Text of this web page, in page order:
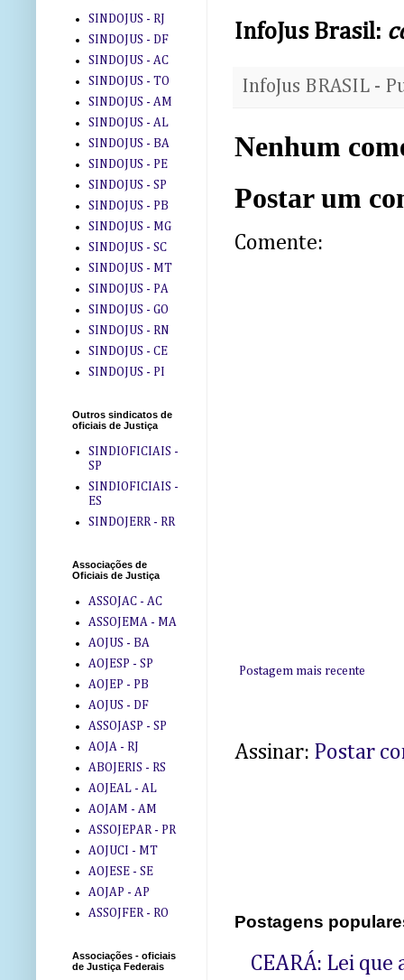
InfoJus Brasil:
InfoJus BRASIL -
Nenhum
Postar um
Comente:
Postagem mais recente
Assinar: Postar
Postagens
CEARÁ: Lei
SINDOJUS - RJ
SINDOJUS - DF
SINDOJUS - AC
SINDOJUS - TO
SINDOJUS - AM
SINDOJUS - AL
SINDOJUS - BA
SINDOJUS - PE
SINDOJUS - SP
SINDOJUS - PB
SINDOJUS - MG
SINDOJUS - SC
SINDOJUS - MT
SINDOJUS - PA
SINDOJUS - GO
SINDOJUS - RN
SINDOJUS - CE
SINDOJUS - PI
Outros sindicatos de
oficiais de Justiça
SINDIOFICIAIS -
SP
SINDIOFICIAIS -
ES
SINDOJERR - RR
Associações de
Oficiais de Justiça
ASSOJAC - AC
ASSOJEMA - MA
AOJUS - BA
AOJESP - SP
AOJEP - PB
AOJUS - DF
ASSOJASP - SP
AOJA - RJ
ABOJERIS - RS
AOJEAL - AL
AOJAM - AM
ASSOJEPAR - PR
AOJUCI - MT
AOJESE - SE
AOJAP - AP
ASSOJFER - RO
Associações - oficiais
de Justiça Federais